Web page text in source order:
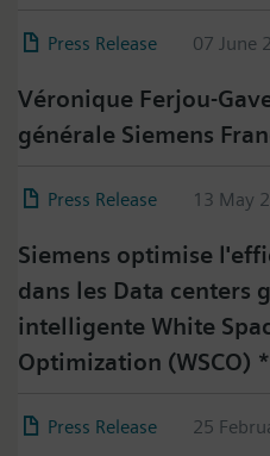
Press Release 07 June
Véronique Ferjou-
générale Siemens
Press Release 13 May
Siemens optimise
dans les Data centers
intelligente White
Optimization (WSCO) *
Press Release 25